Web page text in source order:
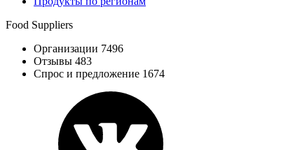
Food Suppliers
Организации 7496
Отзывы 483
Спрос и предложение 1674